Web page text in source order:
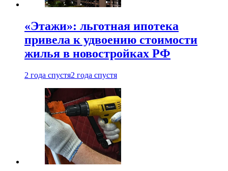
«Этажи»: льготная ипотека
привела к удвоению стоимости
жилья в новостройках РФ
2 года спустя2 года спустя